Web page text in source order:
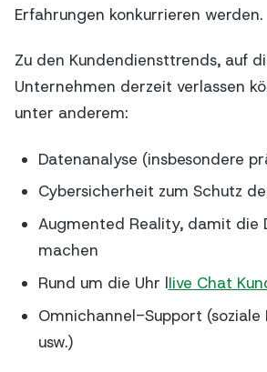
Erfahrungen konkurrieren werden.
Zu den Kundendiensttrends, auf
Unternehmen derzeit verlassen
unter anderem:
Datenanalyse (insbesondere
Cybersicherheit zum Schutz
Augmented Reality, damit die
machen
Rund um die Uhr lIive Chat
Omnichannel-Support (soziale
usw.)